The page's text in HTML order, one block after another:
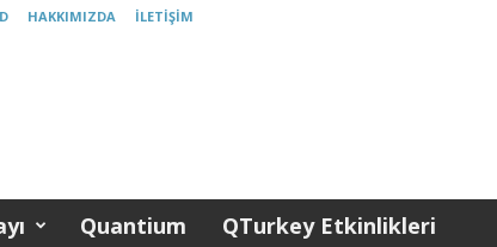
HAKKIMIZDA İLETIŞIM
Quantium QTurkey Etkinlikleri